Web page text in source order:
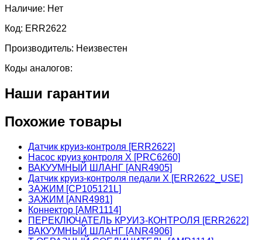
Наличие: Нет
Код: ERR2622
Производитель: Неизвестен
Коды аналогов:
Наши гарантии
Похожие товары
Датчик круиз-контроля [ERR2622]
Насос круиз контроля X [PRC6260]
ВАКУУМНЫЙ ШЛАНГ [ANR4905]
Датчик круиз-контроля педали X [ERR2622_USE]
ЗАЖИМ [CP105121L]
ЗАЖИМ [ANR4981]
Коннектор [AMR1114]
ПЕРЕКЛЮЧАТЕЛЬ КРУИЗ-КОНТРОЛЯ [ERR2622]
ВАКУУМНЫЙ ШЛАНГ [ANR4906]